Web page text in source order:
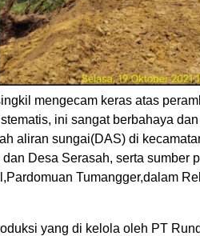
mengecam keras atas
ini sangat berbahaya
aliran sungai(DAS) di
Desa Serasah, serta sumber
Tumangger,dalam
yang di kelola oleh PT